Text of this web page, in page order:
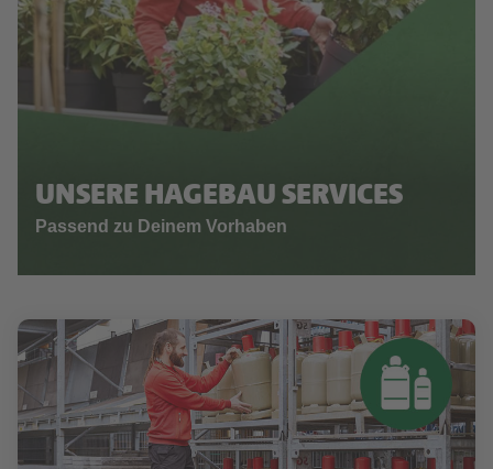
UNSERE HAGEBAU SERVICES
Passend zu Deinem Vorhaben